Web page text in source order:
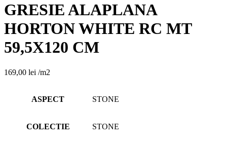
GRESIE ALAPLANA
HORTON WHITE RC MT
59,5X120 CM
169,00 lei /m2
ASPECT STONE
COLECTIE STONE